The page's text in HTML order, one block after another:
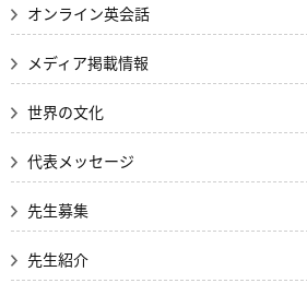
オンライン英会話
メディア掲載情報
世界の文化
代表メッセージ
先生募集
先生紹介